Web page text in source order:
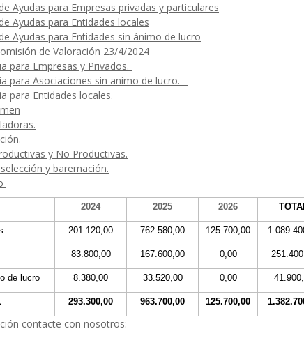
Ayudas para Empresas privadas y particulares
Ayudas para Entidades locales
Ayudas para Entidades sin ánimo de lucro
de Valoración 23/4/2024
para Empresas y Privados.
para Asociaciones sin animo de lucro.
para Entidades locales.
y No Productivas.
y baremación.
2024 2025 2026
201.120,00 762.580,00 125.700,00
83.800,00 167.600,00 0,00
de lucro 8.380,00 33.520,00 0,00
293.300,00 963.700,00 125.700,00
contacte con nosotros: